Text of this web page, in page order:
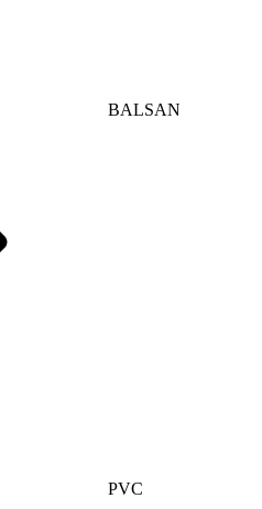
BALSAN
PVC